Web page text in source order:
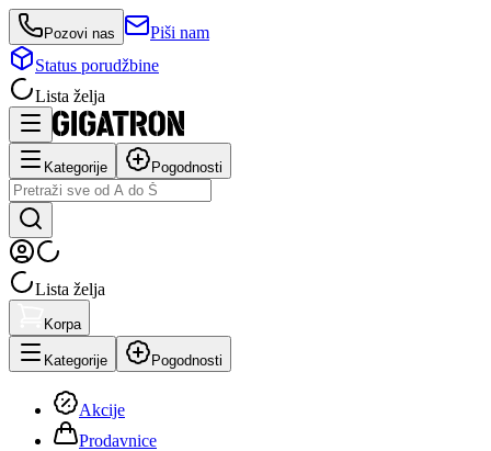
Pozovi nas
Piši nam
Status porudžbine
Lista želja
Kategorije Pogodnosti
Lista želja
Korpa
Kategorije Pogodnosti
Akcije
Prodavnice